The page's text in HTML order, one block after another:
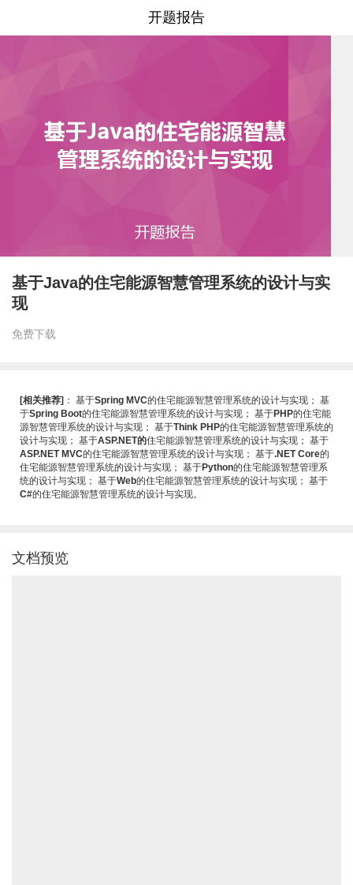
开题报告
基于Java的住宅能源智慧管理系统的设计与实
现
免费下载
[相关推荐] ： 基于Spring MVC的住宅能源智慧管理系统的设计与实现 ； 基
于Spring Boot的住宅能源智慧管理系统的设计与实现 ； 基于PHP的住宅能
源智慧管理系统的设计与实现 ； 基于Think PHP的住宅能源智慧管理系统的
设计与实现 ； 基于ASP.NET的住宅能源智慧管理系统的设计与实现 ； 基于
ASP.NET MVC的住宅能源智慧管理系统的设计与实现 ； 基于.NET Core的
住宅能源智慧管理系统的设计与实现 ； 基于Python的住宅能源智慧管理系
统的设计与实现 ； 基于Web的住宅能源智慧管理系统的设计与实现 ； 基于
C#的住宅能源智慧管理系统的设计与实现。
文档预览